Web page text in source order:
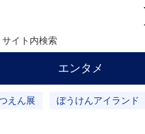
サイト内検索
エンタメ
えん展 ぼうけんアイランド